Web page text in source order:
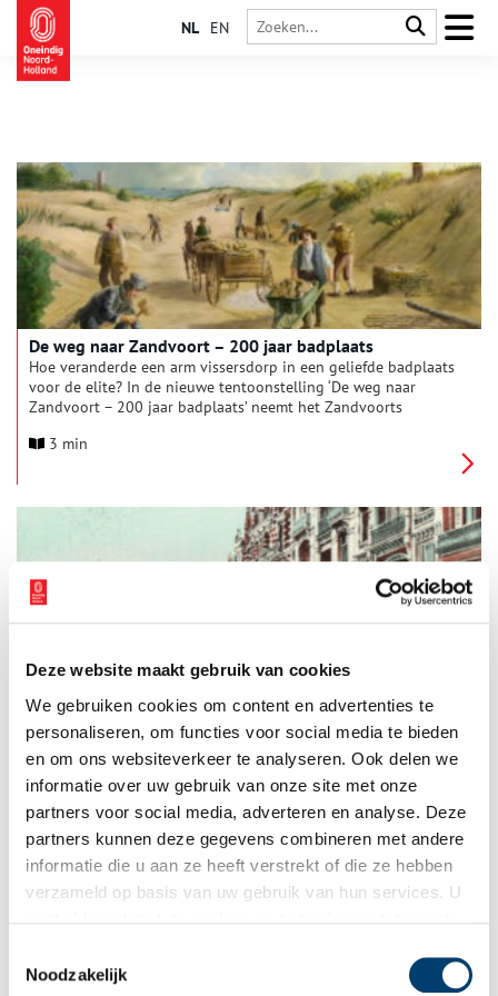
Deze website maakt gebruik van cookies
We gebruiken cookies om content en advertenties te
personaliseren, om functies voor social media te bieden
en om ons websiteverkeer te analyseren. Ook delen we
informatie over uw gebruik van onze site met onze
partners voor social media, adverteren en analyse. Deze
partners kunnen deze gegevens combineren met andere
informatie die u aan ze heeft verstrekt of die ze hebben
verzameld op basis van uw gebruik van hun services. U
Noodzakelijk
NL EN
De weg naar Zandvoort – 200 jaar badplaats
Hoe veranderde een arm vissersdorp in een geliefde badplaats
voor de elite? In de nieuwe tentoonstelling ‘De weg naar
Zandvoort – 200 jaar badplaats’ neemt het Zandvoorts
Nederland. De tentoonstelling is te zien van 28 maart tot en
3 min
In de negentiende eeuw begon de Europese elite steeds meer
te reizen. Nieuwe verbindingen per trein en stoomboot
ontsloten in rap tempo exotische werelden voor de happy few.
Er werd gefeest in Londen, overwinterd aan de Franse Rivièra
en gekuurd aan de Noordzeekust. De vissersdorpen Zandvoort
en Scheveningen veranderden in mondaine badplaatsen met
hotels en vermaak op stand.